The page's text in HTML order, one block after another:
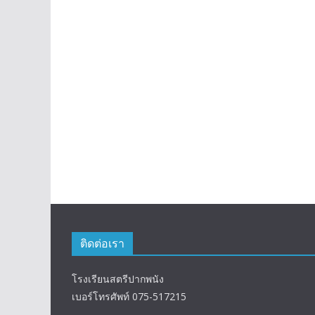
ติดต่อเรา
โรงเรียนสตรีปากพนัง
เบอร์โทรศัพท์ 075-517215